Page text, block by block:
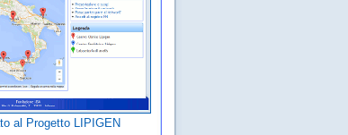
al Progetto LIPIGEN